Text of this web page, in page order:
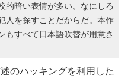
的暗い表情が多い。なにしろ
人を探すことだからだ。本作
もすべて日本語吹替が用意さ
のハッキングを利用した